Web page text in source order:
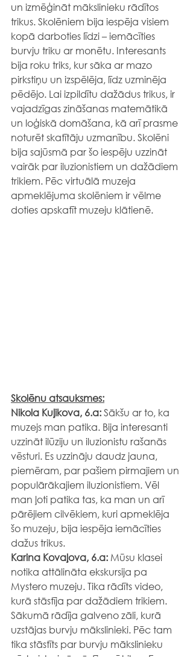
un izmēģināt mākslinieku rādītos
trikus. Skolēniem bija iespēja visiem
kopā darboties līdzi – iemācīties
burvju triku ar monētu. Interesants
bija roku triks, kur sāka ar mazo
pirkstiņu un izspēlēja, līdz uzminēja
pēdējo. Lai izpildītu dažādus trikus, ir
vajadzīgas zināšanas matemātikā
un loģiskā domāšana, kā arī prasme
noturēt skatītāju uzmanību. Skolēni
bija sajūsmā par šo iespēju uzzināt
vairāk par iluzionistiem un dažādiem
trikiem. Pēc virtuālā muzeja
apmeklējuma skolēniem ir vēlme
doties apskatīt muzeju klātienē.
Skolēnu atsauksmes:
Nikola Kuļikova, 6.a: Sākšu ar to, ka
muzejs man patika. Bija interesanti
uzzināt ilūziju un iluzionistu rašanās
vēsturi. Es uzzināju daudz jauna,
piemēram, par pašiem pirmajiem un
populārākajiem iluzionistiem. Vēl
man ļoti patika tas, ka man un arī
pārējiem cilvēkiem, kuri apmeklēja
šo muzeju, bija iespēja iemācīties
dažus trikus.
Karina Kovaļova, 6.a: Mūsu klasei
notika attālināta ekskursija pa
Mystero muzeju. Tika rādīts video,
kurā stāstīja par dažādiem trikiem.
Sākumā rādīja galveno zāli, kurā
uzstājas burvju mākslinieki. Pēc tam
tika stāstīts par burvju mākslinieku